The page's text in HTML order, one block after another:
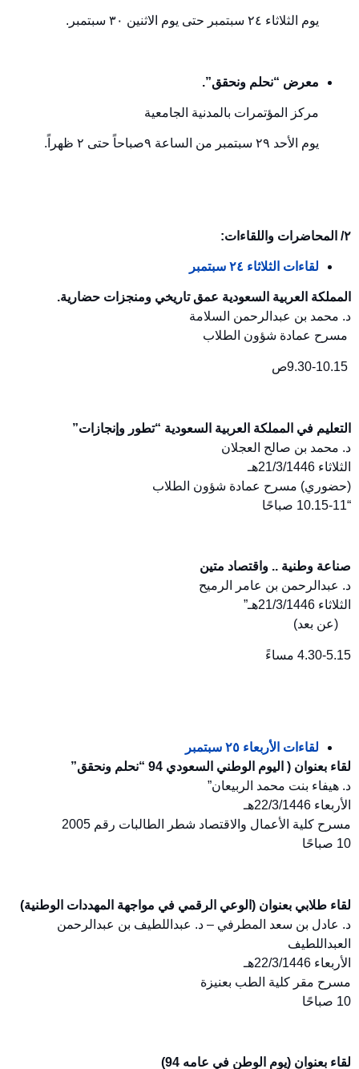
يوم الثلاثاء ٢٤ سبتمبر حتى يوم الاثنين ٣٠ سبتمبر.
معرض “نحلم ونحقق”.
مركز المؤتمرات بالمدنية الجامعية
يوم الأحد ٢٩ سبتمبر من الساعة ٩صباحاً حتى ٢ ظهراً.
٢/ المحاضرات واللقاءات:
لقاءات الثلاثاء ٢٤ سبتمبر
المملكة العربية السعودية عمق تاريخي ومنجزات حضارية.
د. محمد بن عبدالرحمن السلامة
مسرح عمادة شؤون الطلاب
التعليم في المملكة العربية السعودية “تطور وإنجازات”
د. محمد بن صالح العجلان
الثلاثاء 21/3/1446هـ
(حضوري) مسرح عمادة شؤون الطلاب
“10.15-11 صباحًا
صناعة وطنية .. واقتصاد متين
د. عبدالرحمن بن عامر الرميح
الثلاثاء 21/3/1446هـ”
(عن بعد)
4.30-5.15 مساءً
لقاءات الأربعاء ٢٥ سبتمبر
لقاء بعنوان ( اليوم الوطني السعودي 94 “نحلم ونحقق”
د. هيفاء بنت محمد الربيعان”
الأربعاء 22/3/1446هـ
مسرح كلية الأعمال والاقتصاد شطر الطالبات رقم 2005
10 صباحًا
لقاء طلابي بعنوان (الوعي الرقمي في مواجهة المهددات الوطنية)
د. عادل بن سعد المطرفي – د. عبداللطيف بن عبدالرحمن
العبداللطيف
الأربعاء 22/3/1446هـ
مسرح مقر كلية الطب بعنيزة
10 صباحًا
لقاء بعنوان (يوم الوطن في عامه 94)